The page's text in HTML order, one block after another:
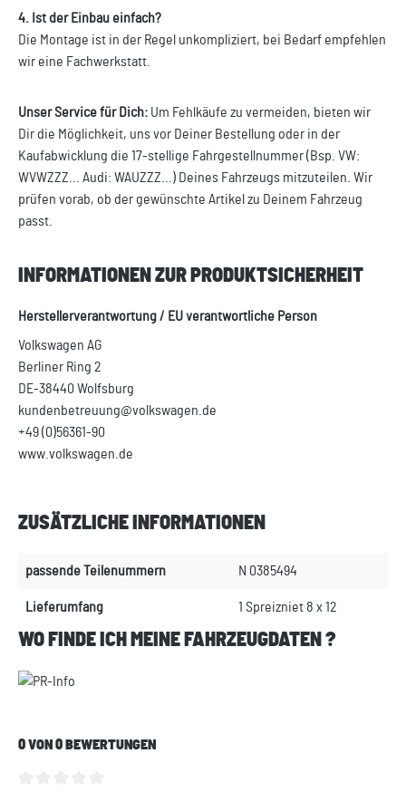
4. Ist der Einbau einfach?
Die Montage ist in der Regel unkompliziert, bei Bedarf empfehlen
wir eine Fachwerkstatt.
Unser Service für Dich: Um Fehlkäufe zu vermeiden, bieten wir
Dir die Möglichkeit, uns vor Deiner Bestellung oder in der
Kaufabwicklung die 17-stellige Fahrgestellnummer (Bsp. VW:
WVWZZZ... Audi: WAUZZZ...) Deines Fahrzeugs mitzuteilen. Wir
prüfen vorab, ob der gewünschte Artikel zu Deinem Fahrzeug
passt.
INFORMATIONEN ZUR PRODUKTSICHERHEIT
Herstellerverantwortung / EU verantwortliche Person
Volkswagen AG
Berliner Ring 2
DE-38440 Wolfsburg
kundenbetreuung@volkswagen.de
+49 (0)56361-90
www.volkswagen.de
ZUSÄTZLICHE INFORMATIONEN
passende Teilenummern N 0385494
Lieferumfang 1 Spreizniet 8 x 12
WO FINDE ICH MEINE FAHRZEUGDATEN ?
0 VON 0 BEWERTUNGEN